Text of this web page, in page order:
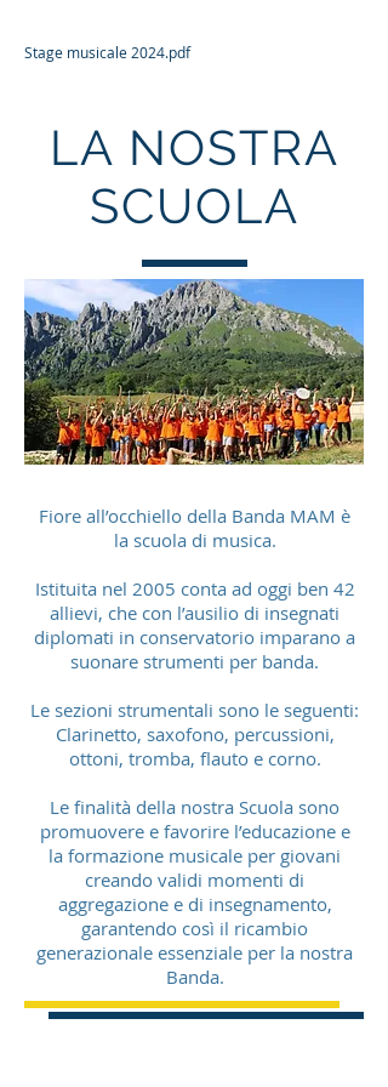
Stage musicale 2024.pdf
LA NOSTRA
SCUOLA
Fiore all’occhiello della Banda MAM è
la scuola di musica.
Istituita nel 2005 conta ad oggi ben 42
allievi, che con l’ausilio di insegnati
diplomati in conservatorio imparano a
suonare strumenti per banda.
Le sezioni strumentali sono le seguenti:
Clarinetto, saxofono, percussioni,
ottoni, tromba, flauto e corno.
Le finalità della nostra Scuola sono
promuovere e favorire l’educazione e
la formazione musicale per giovani
creando validi momenti di
aggregazione e di insegnamento,
garantendo così il ricambio
generazionale essenziale per la nostra
Banda.